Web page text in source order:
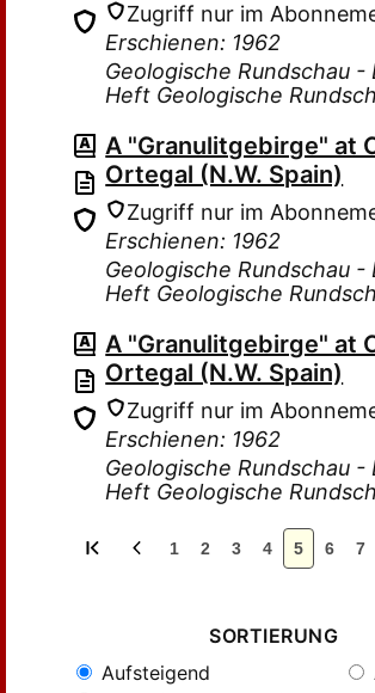
Zugriff nur im
Erschienen: 1962
Geologische Rundschau -
Heft Geologische
A "Granulitgebirge" at
Ortegal (N.W. Spain)
Zugriff nur im
Erschienen: 1962
Geologische Rundschau -
Heft Geologische
A "Granulitgebirge" at
Ortegal (N.W. Spain)
Zugriff nur im
Erschienen: 1962
Geologische Rundschau -
Heft Geologische
1 2 3 4 5 6 7
SORTIERUNG
Aufsteigend